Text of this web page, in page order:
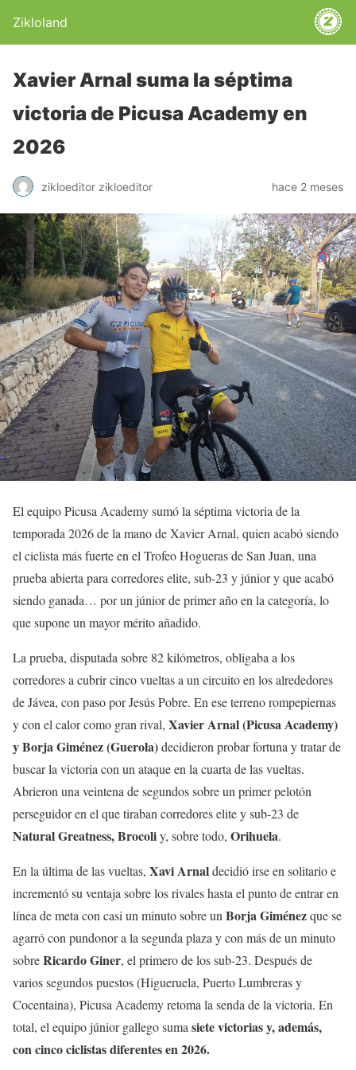
Zikloland
Xavier Arnal suma la séptima
victoria de Picusa Academy en
2026
zikloeditor zikloeditor hace 2 meses
El equipo Picusa Academy sumó la séptima victoria de la
temporada 2026 de la mano de Xavier Arnal, quien acabó siendo
el ciclista más fuerte en el Trofeo Hogueras de San Juan, una
prueba abierta para corredores elite, sub-23 y júnior y que acabó
siendo ganada… por un júnior de primer año en la categoría, lo
que supone un mayor mérito añadido.
La prueba, disputada sobre 82 kilómetros, obligaba a los
corredores a cubrir cinco vueltas a un circuito en los alrededores
de Jávea, con paso por Jesús Pobre. En ese terreno rompepiernas
y con el calor como gran rival, Xavier Arnal (Picusa Academy)
y Borja Giménez (Guerola)decidieron probar fortuna y tratar de
buscar la victoria con un ataque en la cuarta de las vueltas.
Abrieron una veintena de segundos sobre un primer pelotón
perseguidor en el que tiraban corredores elite y sub-23 de
Natural Greatness, Brocoliy, sobre todo, Orihuela.
En la última de las vueltas, Xavi Arnaldecidió irse en solitario e
incrementó su ventaja sobre los rivales hasta el punto de entrar en
línea de meta con casi un minuto sobre un Borja Giménezque se
agarró con pundonor a la segunda plaza y con más de un minuto
sobreRicardo Giner, el primero de los sub-23. Después de
varios segundos puestos (Higueruela, Puerto Lumbreras y
Cocentaina), Picusa Academy retoma la senda de la victoria. En
total, el equipo júnior gallego suma siete victorias y, además,
con cinco ciclistas diferentes en 2026.